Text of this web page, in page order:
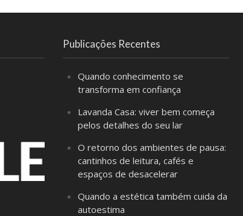
Publicações Recentes
Quando conhecimento se
transforma em confiança
Lavanda Casa: viver bem começa
pelos detalhes do seu lar
O retorno dos ambientes de pausa:
cantinhos de leitura, cafés e
espaços de desacelerar
Quando a estética também cuida da
autoestima